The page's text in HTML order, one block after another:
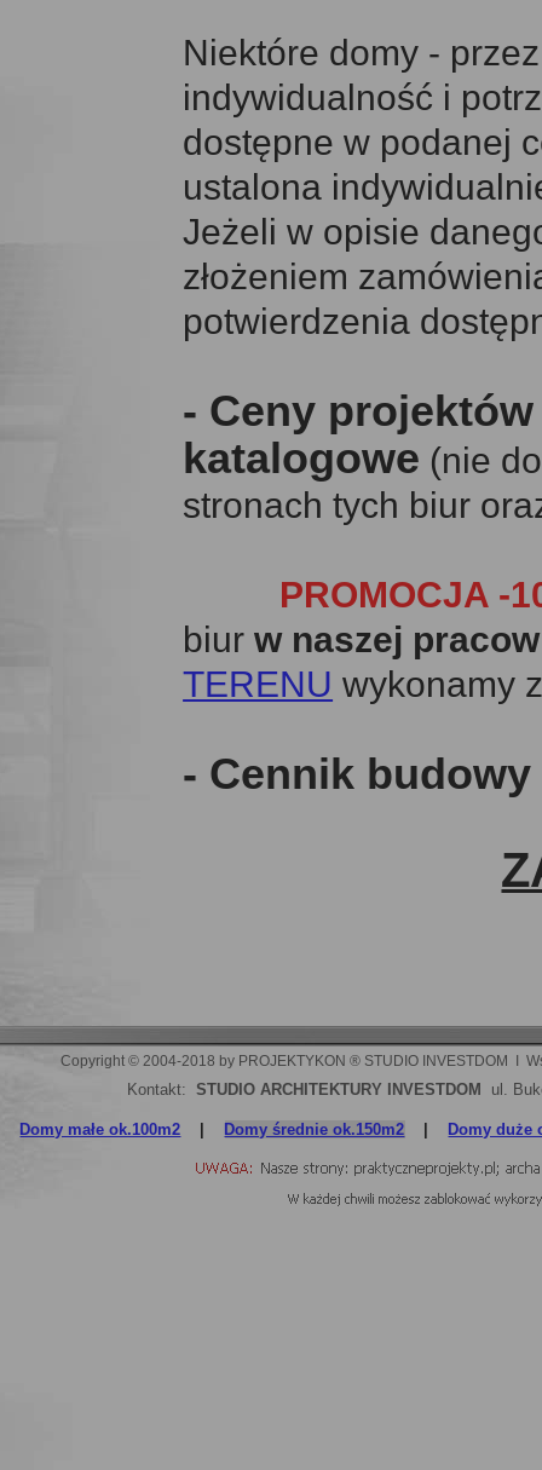
Niektóre domy -
indywidualność i
dostępne w podanej
ustalona
Jeżeli w opisie
złożeniem
potwierdzenia
- Ceny
katalogowe (nie
stronach tych biur
PROMOCJA -
biurw naszej
TERENU wykonamy
- Cennik
Copyright © 2004-2018 by PROJEKTYKON ® STUDIO INVESTDOM  I
Kontakt: STUDIO ARCHITEKTURY INVESTDOM ul.
Domy małe ok.100m2 Domy średnie ok.150m2 Domy duże